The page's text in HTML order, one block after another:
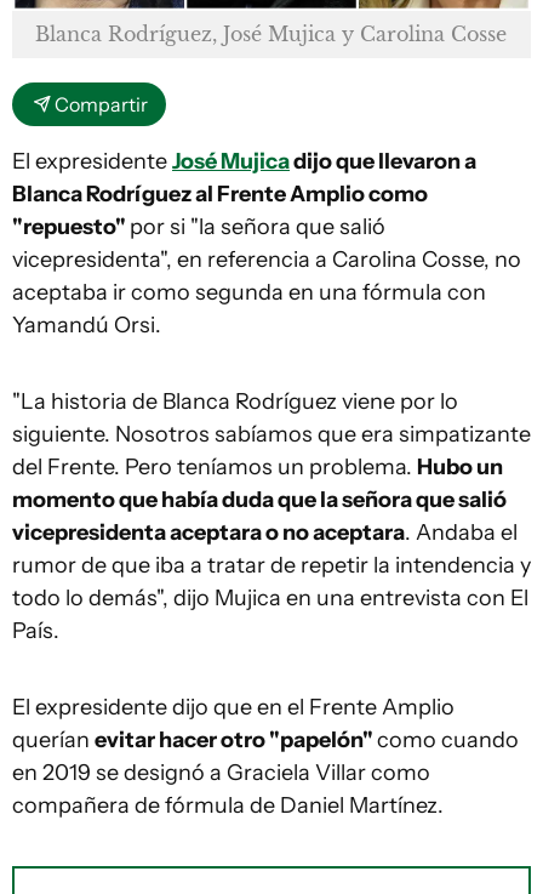
Blanca Rodríguez, José Mujica y Carolina Cosse
Compartir
El expresidenteJosé Mujicadijo que llevaron a
Blanca Rodríguez al Frente Amplio como
"repuesto" por si "la señora que salió
vicepresidenta", en referencia a Carolina Cosse, no
aceptaba ir como segunda en una fórmula con
Yamandú Orsi.
"La historia de Blanca Rodríguez viene por lo
siguiente. Nosotros sabíamos que era simpatizante
del Frente. Pero teníamos un problema. Hubo un
momento que había duda que la señora que salió
vicepresidenta aceptara o no aceptara. Andaba el
rumor de que iba a tratar de repetir la intendencia y
todo lo demás", dijo Mujica en una entrevista con El
País.
El expresidente dijo que en el Frente Amplio
querían evitar hacer otro "papelón"como cuando
en 2019 se designó a Graciela Villar como
compañera de fórmula de Daniel Martínez.